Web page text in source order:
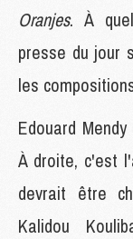
Oranjes. À
presse du jour
les
Edouard
À droite, c'est
devrait être
Kalidou